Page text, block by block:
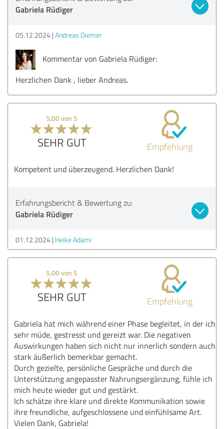
Gabriela Rüdiger
05.12.2024 Andreas Diemer
Kommentar von Gabriela Rüdiger:
Herzlichen Dank , lieber Andreas.
5,00 von 5
SEHR GUT Empfehlung
Kompetent und überzeugend. Herzlichen Dank!
Erfahrungsbericht & Bewertung zu:
Gabriela Rüdiger
01.12.2024 Heike Adami
5,00 von 5
SEHR GUT Empfehlung
Gabriela hat mich während einer Phase begleitet, in der ich
sehr müde, gestresst und gereizt war. Die negativen
Auswirkungen haben sich nicht nur innerlich sondern auch
stark äußerlich bemerkbar gemacht.
Durch gezielte, persönliche Gespräche und durch die
Unterstützung angepasster Nahrungsergänzung, fühle ich
mich heute wieder gut und gestärkt.
Ich schätze ihre klare und direkte Kommunikation sowie
ihre freundliche, aufgeschlossene und einfühlsame Art.
Vielen Dank, Gabriela!